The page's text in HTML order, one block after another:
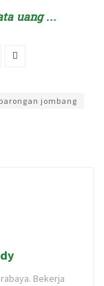
uang …
jombang
Bekerja